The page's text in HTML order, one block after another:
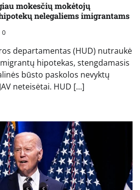
mokesčių mokėtojų
nelegaliems imigrantams
0
departamentas (HUD) nutraukė
hipotekas, stengdamasis
būsto paskolos nevyktų
neteisėtai. HUD […]